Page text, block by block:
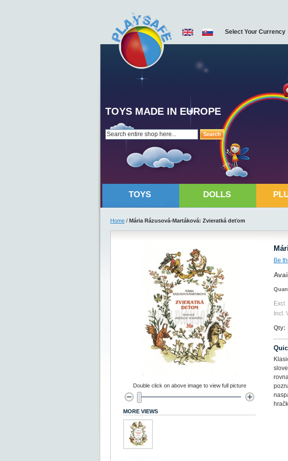
Search
TOYS MADE IN EUROPE
Select Your Currency
TOYS DOLLS
Home / Mária Rázusová-Martáková: Zvieratká deťom
Be
Excl.
Incl.
Qty:
Double click on above image to view full picture
MORE VIEWS